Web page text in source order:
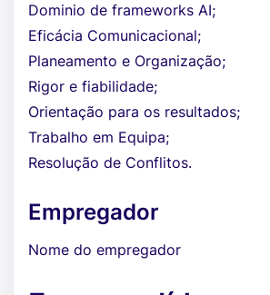
Dominio de frameworks AI;
Eficácia Comunicacional;
Planeamento e Organização;
Rigor e fiabilidade;
Orientação para os resultados;
Trabalho em Equipa;
Resolução de Conflitos.
Empregador
Nome do empregador